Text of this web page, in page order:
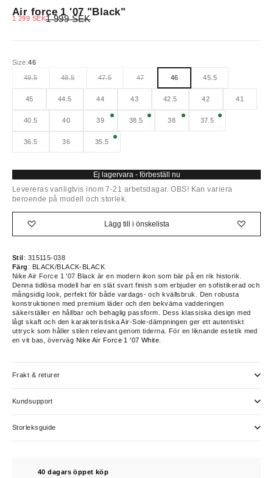
Air force 1 '07 "Black"
REA-pris
1 299 SEKPris
1 999 SEK
Size:46
49.5 48.5 47.5 47 46 45.5
45 44.5 44 43 42.5 42 41
40.5 40 39 38.5 38 37.5
36.5 36 35.5
Ej lagervara - förbeställ nu
Levereras vanligtvis inom 7-21 arbetsdagar. OBS! Kan variera
beroende på modell och storlek.
Lägg till i önskelista
Stil: 315115-038
Färg : BLACK/BLACK-BLACK
Nike Air Force 1 '07 Black är en modern ikon som bär på en rik historik.
Denna tidlösa modell har en slät svart finish som erbjuder en sofistikerad och
mångsidig look, perfekt för både vardags- och kvällsbruk. Den robusta
konstruktionen med premium läder och den bekväma vadderingen
säkerställer en hållbar och behaglig passform. Dess klassiska design med
lågt skaft och den karakteristiska Air-Sole-dämpningen ger ett autentiskt
uttryck som håller stilen relevant genom tiderna. För en liknande estetik med
en vit bas, överväg Nike Air Force 1 '07 White
Frakt & returer
Kundsupport
Storleksguide
40 dagars öppet köp